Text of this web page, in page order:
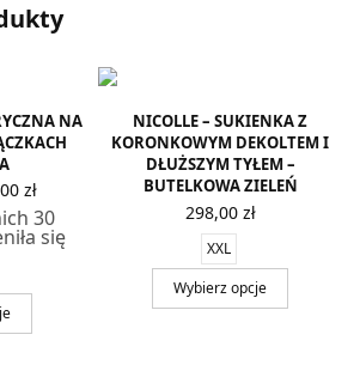
NA
zł.
zł
wynosi:
277,00 zł.
30
się
NICOLLE – SUKIENKA Z
KORONKOWYM DEKOLTEM I
DŁUŻSZYM TYŁEM –
BUTELKOWA ZIELEŃ
298,00 zł
XXL
Wybierz opcje